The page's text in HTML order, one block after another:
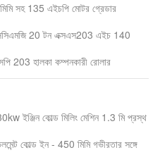
সহ 135 এইচপি মোটর গ্রেডার
20 টন এক্সএস203 এইচ 140
203 হালকা কম্পনকারী রোলার
ইঞ্জিন কোল্ড মিলিং মেশিন 1.3 মি প্রস্থ
কোল্ড ইন - 450 মিমি গভীরতার সঙ্গে